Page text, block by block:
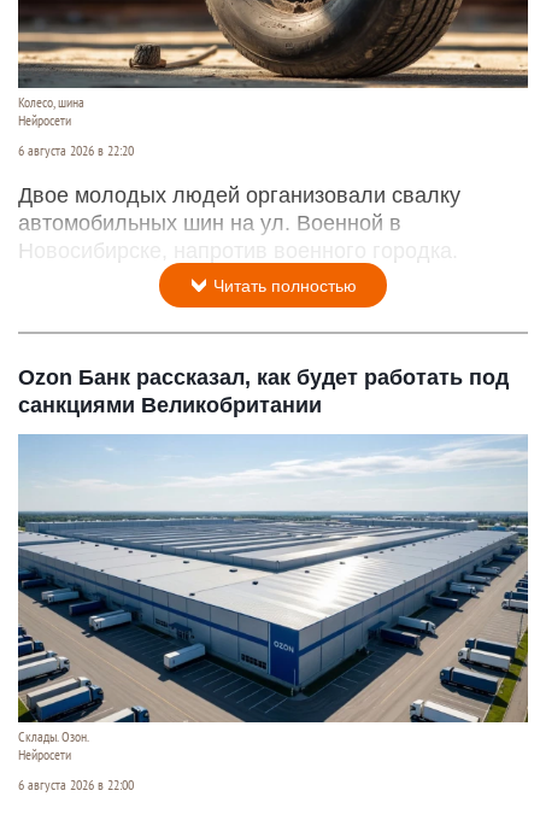
Колесо, шина
Нейросети
6 августа 2026 в 22:20
Двое молодых людей организовали свалку
автомобильных шин на ул. Военной в
Новосибирске, напротив военного городка.
Читать полностью
Ozon Банк рассказал, как будет работать под
санкциями Великобритании
Склады. Озон.
Нейросети
6 августа 2026 в 22:00